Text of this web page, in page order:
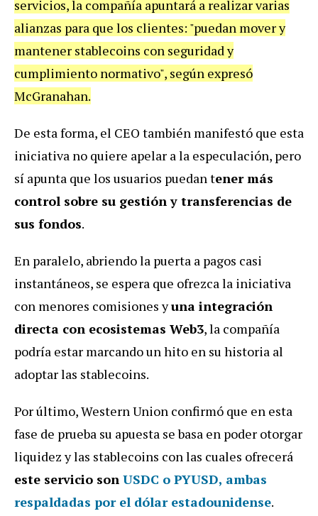
servicios, la compañía apuntará a realizar varias
alianzas para que los clientes: "puedan mover y
mantener stablecoins con seguridad y
cumplimiento normativo", según expresó
McGranahan.
De esta forma, el CEO también manifestó que esta
iniciativa no quiere apelar a la especulación, pero
sí apunta que los usuarios puedan tener más
control sobre su gestión y transferencias de
sus fondos.
En paralelo, abriendo la puerta a pagos casi
instantáneos, se espera que ofrezca la iniciativa
con menores comisiones yuna integración
directa con ecosistemas Web3, la compañía
podría estar marcando un hito en su historia al
adoptar las stablecoins.
Por último, Western Union confirmó que en esta
fase de prueba su apuesta se basa en poder otorgar
liquidez y las stablecoins con las cuales ofrecerá
este servicio son USDC o PYUSD, ambas
respaldadas por el dólar estadounidense.